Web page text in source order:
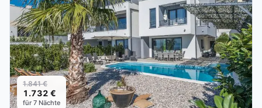
1.841 €
1.732 €
für 7 Nächte